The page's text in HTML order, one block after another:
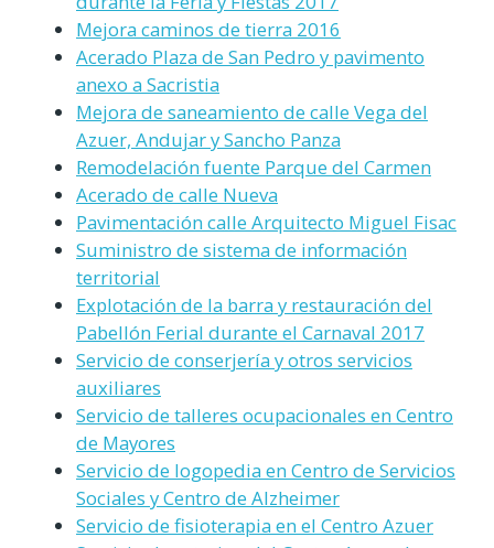
Mejora caminos de tierra 2016
Acerado Plaza de San Pedro y pavimento
anexo a Sacristia
Mejora de saneamiento de calle Vega del
Azuer, Andujar y Sancho Panza
Remodelación fuente Parque del Carmen
Acerado de calle Nueva
Pavimentación calle Arquitecto Miguel Fisac
Suministro de sistema de información
territorial
Explotación de la barra y restauración del
Pabellón Ferial durante el Carnaval 2017
Servicio de conserjería y otros servicios
auxiliares
Servicio de talleres ocupacionales en Centro
de Mayores
Servicio de logopedia en Centro de Servicios
Sociales y Centro de Alzheimer
Servicio de fisioterapia en el Centro Azuer